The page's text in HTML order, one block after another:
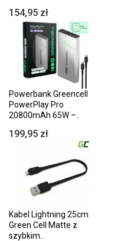
154,95 zł
Powerbank Greencell
PowerPlay Pro
20800mAh 65W –..
199,95 zł
Kabel Lightning 25cm
Green Cell Matte z
szybkim..